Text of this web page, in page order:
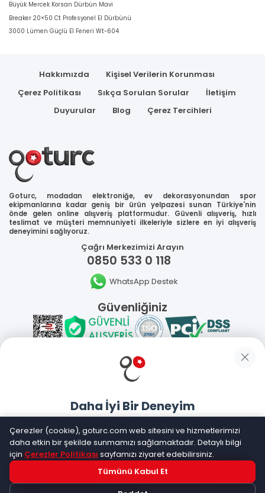
Büyük Mercek Korsan Dürbün Mavi
Breaker 20×50 Ct Profesyonel El Dürbünü
3000 Lümen Güçlü El Feneri Wt-604
Hakkımızda
Kişisel Verilerin Korunması
Çerez Politikası
Sıkça Sorulan Sorular
İletişim
Duyurular
Blog Çerez Tercihleri
Goturc, modadan elektroniğe, ev dekorasyonundan spor
ekipmanlarına kadar geniş bir ürün yelpazesi sunan Türkiye'nin
önde gelen online alışveriş platformudur. Güvenli alışveriş, hızlı
teslimat ve müşteri memnuniyeti ilkeleriyle sizlere en iyi alışveriş
deneyimini sağlıyoruz.
Çağrı Merkezimizi Arayın
0850 533 0 118
WhatsApp Destek
Güvenliğiniz
Sosyal Medya
Mobil Uygulamalarımız
©2026Goturc – Her Zaman Daha İyisi Vardır
Daha İyi Bir Deneyim
Goturc mobil uygulamasıyla daha hızlı ve kolay alışveriş
yapın
Hemen Dene!
Çerezler (cookie), goturc.com web sitesini ve hizmetlerimizi
daha etkin bir şekilde sunmamızı sağlamaktadır. Detaylı bilgi
için Çerezler Politikası sayfamızı ziyaret edebilirsiniz.
Tümünü Kabul Et